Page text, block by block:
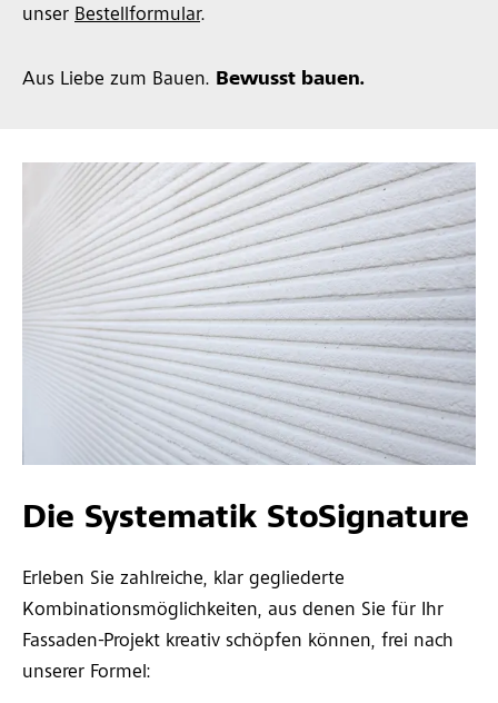
unser Bestellformular.
Aus Liebe zum Bauen. Bewusst bauen.
Die Systematik StoSignature
Erleben Sie zahlreiche, klar gegliederte
Kombinationsmöglichkeiten, aus denen Sie für Ihr
Fassaden-Projekt kreativ schöpfen können, frei nach
unserer Formel: